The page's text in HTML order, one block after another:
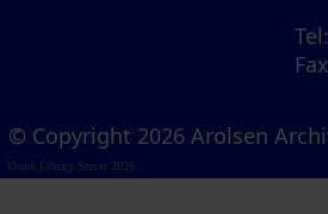
Tel
Fax
© Copyright 2026 Arolsen
Visual Library Server 2026